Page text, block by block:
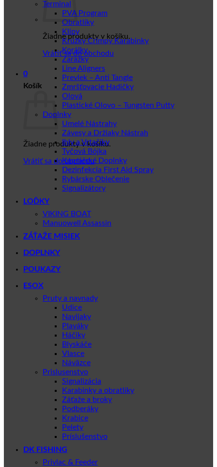
Žiadne produkty v košíku.
Vrátiť sa do obchodu
0
Košík
Žiadne produkty v košíku.
Vrátiť sa do obchodu
Terminal
PVA Program
Obratlíky
Klipy
Krúžky Crimpy Karabinky
Korálky
Zarážky
Line Aligners
Prevlek – Anti Tangle
Zmršťovacie Hadičky
Olová
Plastické Olovo – Tungsten Putty
Doplnky
Umelé Nástrahy
Závesy a Držiaky Nástrah
Ihly a Vrtačiky
Tyčová Bójka
Kaprářské Doplnky
Dezinfekcia First Aid Spray
Rybárske Oblečenie
Signalizátory
LOĎKY
VIKING BOAT
Manuowell Assassin
ZÁŤAŽE MISIEK
DOPLNKY
POUKAZY
ESOX
Pruty a navnady
Udice
Navijaky
Plaváky
Háčiky
Blyskáče
Vlasce
Náväzce
Prislusenstvo
Signalizácia
Karabinky a obratlíky
Záťaže a broky
Podberáky
Krabice
Pelety
Príslušenstvo
DK FISHING
Privlac & Feeder